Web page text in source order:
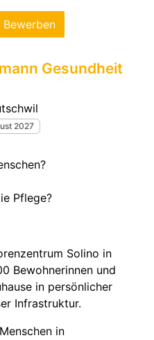
Bewerben
Gesundheit
2027
Pflege?
Solino in
Bewohnerinnen und
in persönlicher
Infrastruktur.
in